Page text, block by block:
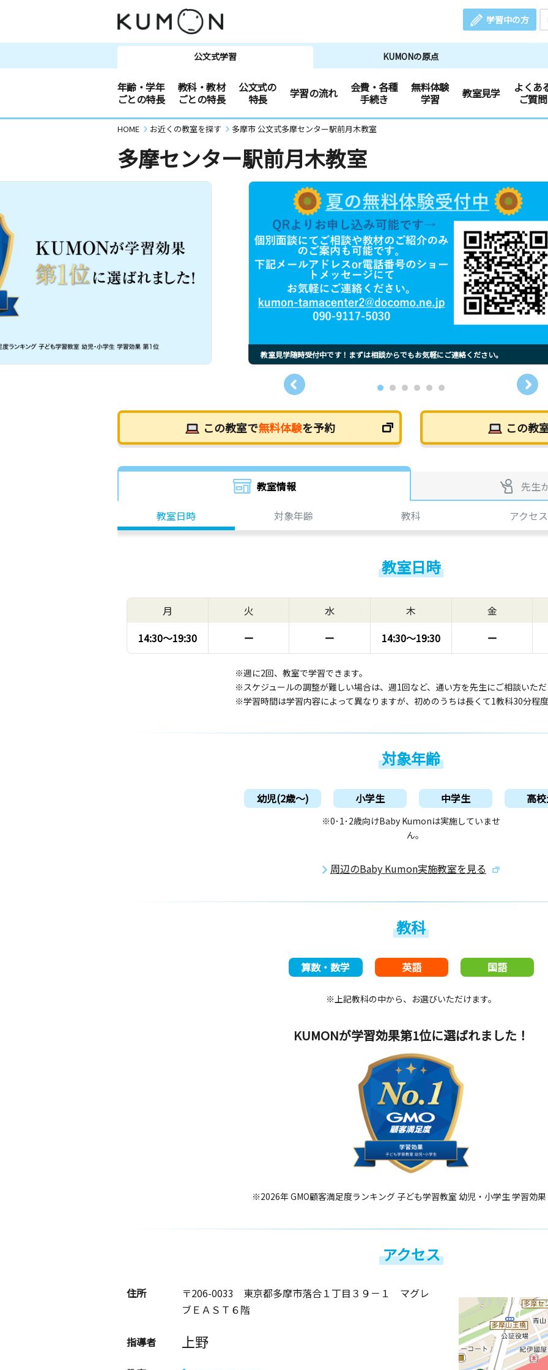
学習中の方
公文式学習 KUMONの原点
年齢・学年
ごとの特長
教科・教材
ごとの特長
公文式の
特長
学習の流れ
会費・各種
手続き
無料体験
学習
教室見学
よくあ
ご質問
HOME お近くの教室を探す 多摩市 公文式多摩センター駅前月木教室
多摩センター駅前月木教室
教室見学随時受付中です！まずは相談からでもお気軽にご連絡ください。
この教室で無料体験を予約 この教
教室情報
先生
教室日時
対象年齢 教科 アクセス
教室日時
月
14:30〜19:30
火
ー
水
ー
木
14:30〜19:30
金
ー
※週に2回、教室で学習できます。
※スケジュールの調整が難しい場合は、週1回など、通い方を先生にご相談いた
※学習時間は学習内容によって異なりますが、初めのうちは長くて1教科30分程
対象年齢
幼児(2歳〜) 小学生 中学生 高
※0･1･2歳向けBaby Kumonは実施していませ
ん。
周辺のBaby Kumon実施教室を見る
教科
算数・数学 英語 国語
※上記教科の中から、お選びいただけます。
KUMONが学習効果第1位に選ばれました！
※2026年 GMO顧客満足度ランキング 子ども学習教室 幼児・小学生 学習効
アクセス
住所 〒206-0033 東京都多摩市落合１丁目３９－１ マグレ
ブＥＡＳＴ６階
指導者 上野